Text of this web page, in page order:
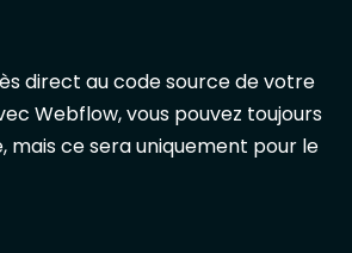
direct au code source de votre
Webflow, vous pouvez toujours
mais ce sera uniquement pour le